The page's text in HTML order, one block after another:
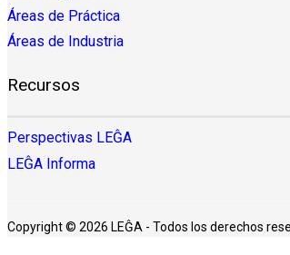
Áreas de Práctica
Áreas de Industria
Recursos
Perspectivas LEĜA
LEĜA Informa
Copyright © 2026 LEĜA - Todos los derechos